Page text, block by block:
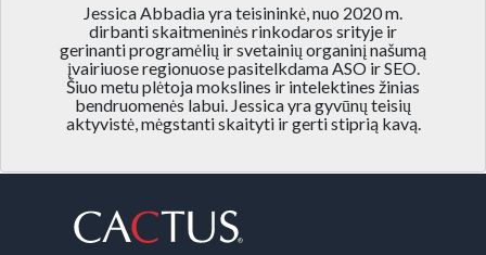
Jessica Abbadia yra teisininkė, nuo 2020 m.
dirbanti skaitmeninės rinkodaros srityje ir
gerinanti programėlių ir svetainių organinį našumą
įvairiuose regionuose pasitelkdama ASO ir SEO.
Šiuo metu plėtoja mokslines ir intelektines žinias
bendruomenės labui. Jessica yra gyvūnų teisių
aktyvistė, mėgstanti skaityti ir gerti stiprią kavą.